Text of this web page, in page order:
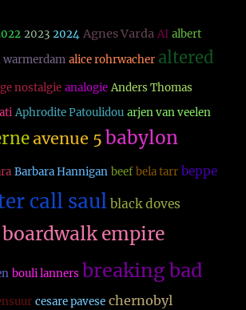
2023 2024 Agnes Varda AI albert
warmerdam alice rohrwacher altered
nostalgie analogie Anders Thomas
Aphrodite Patoulidou arjen van veelen
avenue 5 babylon
Barbara Hannigan beef bela tarr beppe
call saul black doves
boardwalk empire
bouli lanners breaking bad
cesare pavese chernobyl